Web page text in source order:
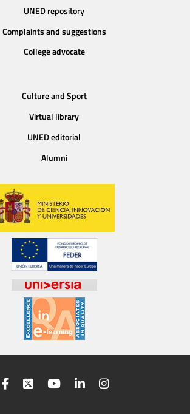
UNED repository
Complaints and suggestions
College advocate
Culture and Sport
Virtual library
UNED editorial
Alumni